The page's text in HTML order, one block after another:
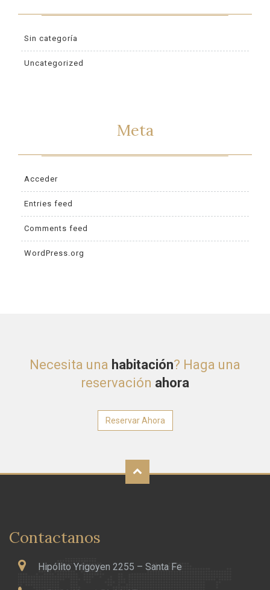
Sin categoría
Uncategorized
Meta
Acceder
Entries feed
Comments feed
WordPress.org
Necesita una habitación? Haga una
reservación ahora
Reservar Ahora
Contactanos
Hipólito Yrigoyen 2255 – Santa Fe